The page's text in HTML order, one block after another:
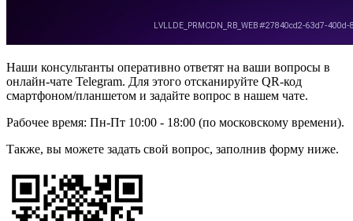
Наши консультанты оперативно ответят на ваши вопросы в
онлайн-чате Telegram. Для этого отсканируйте QR-код
смартфоном/планшетом и задайте вопрос в нашем чате.
Рабочее время: Пн-Пт 10:00 - 18:00 (по московскому времени).
Также, вы можете задать свой вопрос, заполнив форму ниже.